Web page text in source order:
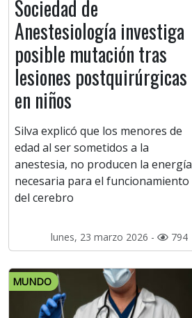
Sociedad de
Anestesiología investiga
posible mutación tras
lesiones postquirúrgicas
en niños
Silva explicó que los menores de
edad al ser sometidos a la
anestesia, no producen la energía
necesaria para el funcionamiento
del cerebro
lunes, 23 marzo 2026 - 794
MUNDO